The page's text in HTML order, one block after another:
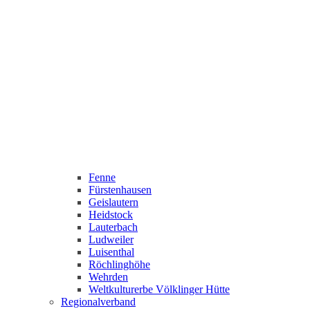
Fenne
Fürstenhausen
Geislautern
Heidstock
Lauterbach
Ludweiler
Luisenthal
Röchlinghöhe
Wehrden
Weltkulturerbe Völklinger Hütte
Regionalverband